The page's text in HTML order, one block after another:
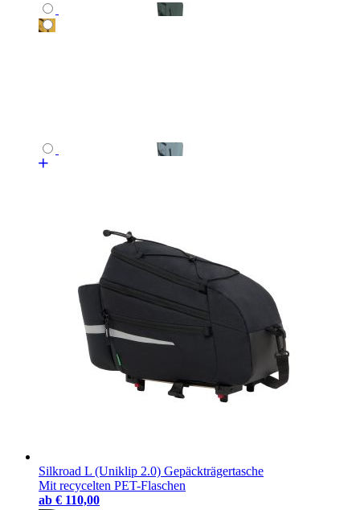
Silkroad L (Uniklip 2.0) Gepäckträgertasche
Mit recycelten PET-Flaschen
ab € 110,00